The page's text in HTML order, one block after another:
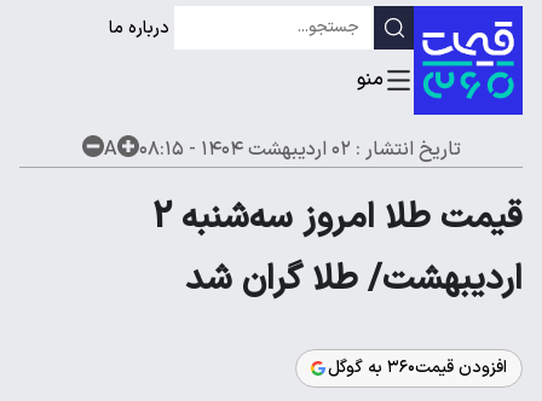
درباره ما
تاریخ انتشار : ۰۲ اردیبهشت ۱۴۰۴ - ۰۸:۱۵ A
قیمت طلا امروز سه‌شنبه 2
اردیبهشت/ طلا گران شد
افزودن قیمت۳۶۰ به گوگل